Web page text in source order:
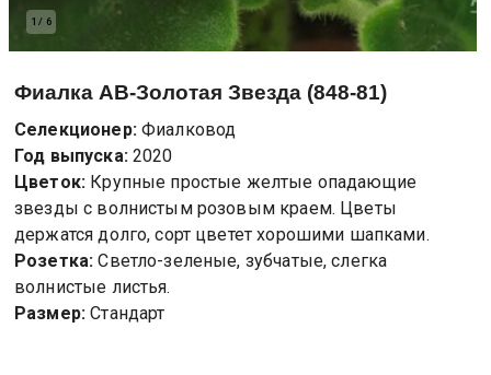
1 / 6
Фиалка АВ-Золотая Звезда (848-81)
Селекционер: Фиалковод
Год выпуска: 2020
Цветок: Крупные простые желтые опадающие
звезды с волнистым розовым краем. Цветы
держатся долго, сорт цветет хорошими шапками.
Розетка: Светло-зеленые, зубчатые, слегка
волнистые листья.
Размер: Стандарт